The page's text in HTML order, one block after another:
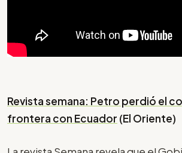
Revista semana: Petro perdió el
frontera con Ecuador (El Oriente)